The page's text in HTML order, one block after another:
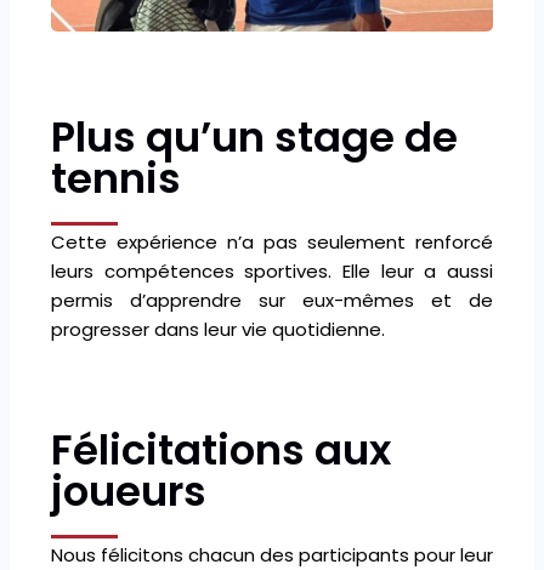
Plus qu’un stage de
tennis
Cette expérience n’a pas seulement renforcé
leurs compétences sportives. Elle leur a aussi
permis d’apprendre sur eux-mêmes et de
progresser dans leur vie quotidienne.
Félicitations aux
joueurs
Nous félicitons chacun des participants pour leur